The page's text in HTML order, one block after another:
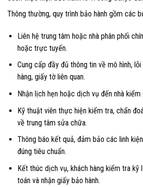
Thông thường, quy trình bảo hành gồm các
Liên hệ trung tâm hoặc nhà phân phối
hoặc trực tuyến.
Cung cấp đầy đủ thông tin về mô hình,
hàng, giấy tờ liên quan.
Nhận lịch hẹn hoặc dịch vụ đến nhà kiểm
Kỹ thuật viên thực hiện kiểm tra, chẩn
về trung tâm sửa chữa.
Thông báo kết quả, đảm bảo các linh
đúng tiêu chuẩn.
Kết thúc dịch vụ, khách hàng kiểm tra kỹ
toán và nhận giấy bảo hành.